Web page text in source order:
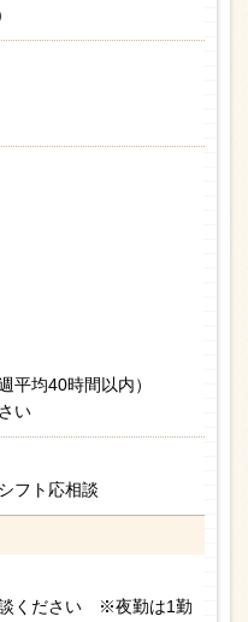
平均40時間以内）
い
フト応相談
ください ※夜勤は1勤